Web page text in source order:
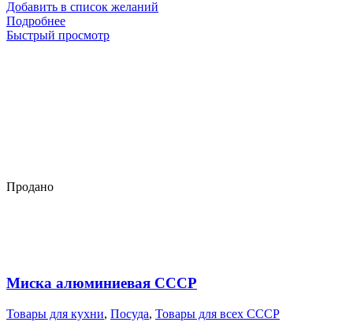
Продано
Добавить в список желаний
Подробнее
Быстрый просмотр
Миска алюминиевая СССР
Товары для кухни, Посуда, Товары для всех СССР